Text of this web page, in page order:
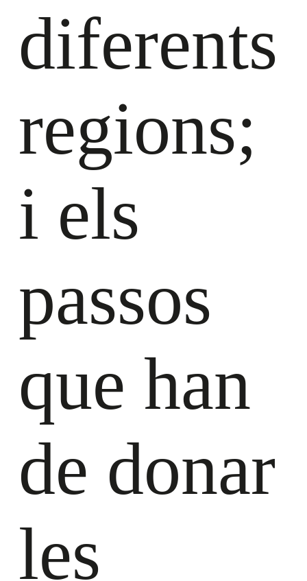
diferents
regions;
i els
passos
que han
de donar
les